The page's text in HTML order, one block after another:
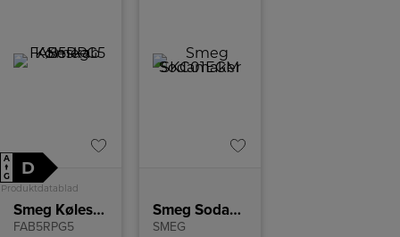
A
↑
G
D
Produktdatablad
Smeg Køleskab
FAB5RPG5
Smeg Sodamaker SKC01EGM
SMEG